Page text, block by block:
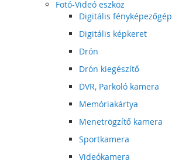
Fotó-Videó eszköz
Digitális fényképezőgép
Digitális képkeret
Drón
Drón kiegészítő
DVR, Parkoló kamera
Memóriakártya
Menetrögzítő kamera
Sportkamera
Videókamera